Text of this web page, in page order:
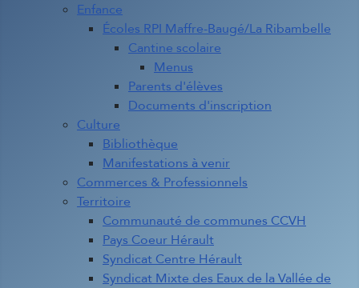
Enfance
Écoles RPI Maffre-Baugé/La Ribambelle
Cantine scolaire
Menus
Parents d'élèves
Documents d'inscription
Culture
Bibliothèque
Manifestations à venir
Commerces & Professionnels
Territoire
Communauté de communes CCVH
Pays Coeur Hérault
Syndicat Centre Hérault
Syndicat Mixte des Eaux de la Vallée de